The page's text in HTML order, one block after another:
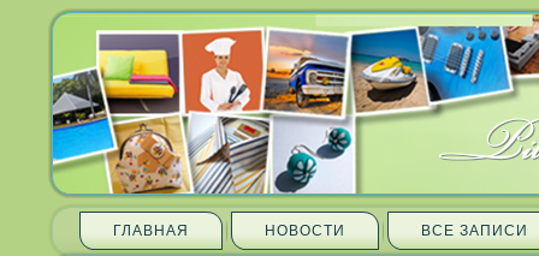
ГЛАВНАЯ НОВОСТИ ВСЕ ЗАПИ­СИ